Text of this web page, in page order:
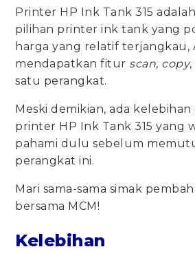
Printer HP Ink Tank 315
pilihan printer ink tank yang
harga yang relatif terjangkau,
mendapatkan fitur scan, copy
satu perangkat.
Meski demikian, ada
printer HP Ink Tank 315 yang
pahami dulu sebelum
perangkat ini.
Mari sama-sama simak
bersama MCM!
Kelebihan